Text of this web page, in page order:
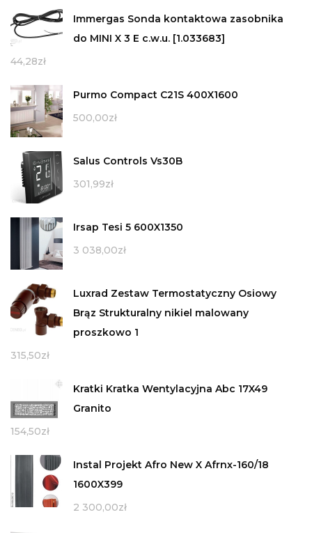
Immergas Sonda kontaktowa zasobnika
do MINI X 3 E c.w.u. [1.033683]
44,28zł
Purmo Compact C21S 400X1600
500,00zł
Salus Controls Vs30B
301,99zł
Irsap Tesi 5 600X1350
3 038,00zł
Luxrad Zestaw Termostatyczny Osiowy
Brąz Strukturalny nikiel malowany
proszkowo 1
315,50zł
Kratki Kratka Wentylacyjna Abc 17X49
Granito
154,50zł
Instal Projekt Afro New X Afrnx-160/18
1600X399
2 300,00zł